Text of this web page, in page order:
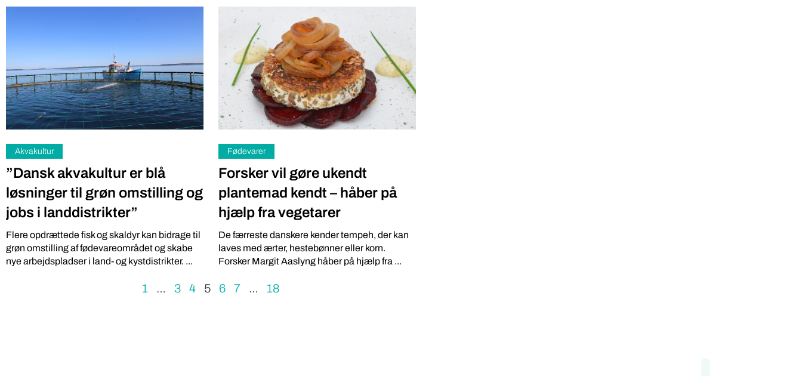
Akvakultur
”Dansk akvakultur er blå
løsninger til grøn omstilling og
jobs i landdistrikter”
Flere opdrættede fisk og skaldyr kan bidrage til
grøn omstilling af fødevareområdet og skabe
nye arbejdspladser i land- og kystdistrikter. ...
Fødevarer
Forsker vil gøre ukendt
plantemad kendt – håber på
hjælp fra vegetarer
De færreste danskere kender tempeh, der kan
laves med ærter, hestebønner eller korn.
Forsker Margit Aaslyng håber på hjælp fra ...
1 … 3 4 5 6 7 … 18